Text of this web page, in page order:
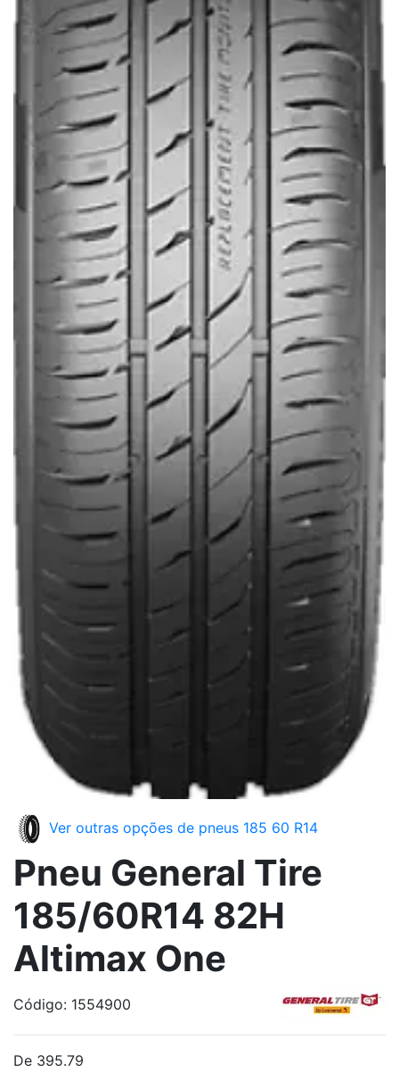
Ver outras opções de pneus 185 60 R14
Pneu General Tire
185/60R14 82H
Altimax One
Código: 1554900
De 395.79